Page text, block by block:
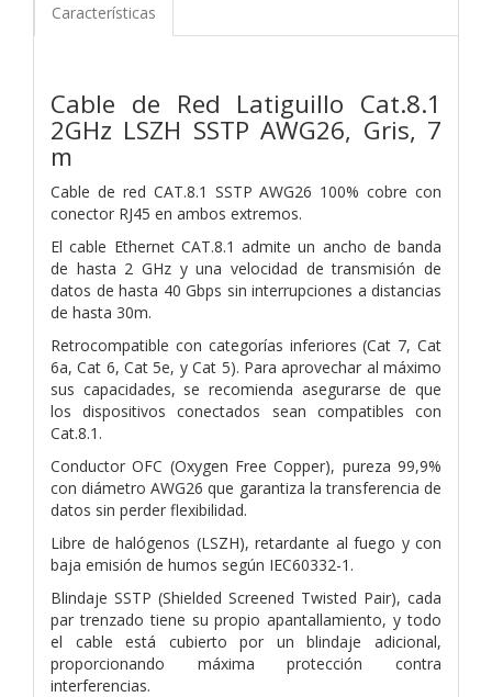
Características
Cable de Red Latiguillo Cat.8.1
2GHz LSZH SSTP AWG26, Gris, 7
m
Cable de red CAT.8.1 SSTP AWG26 100% cobre con
conector RJ45 en ambos extremos.
El cable Ethernet CAT.8.1 admite un ancho de banda
de hasta 2 GHz y una velocidad de transmisión de
datos de hasta 40 Gbps sin interrupciones a distancias
de hasta 30m.
Retrocompatible con categorías inferiores (Cat 7, Cat
6a, Cat 6, Cat 5e, y Cat 5). Para aprovechar al máximo
sus capacidades, se recomienda asegurarse de que
los dispositivos conectados sean compatibles con
Cat.8.1.
Conductor OFC (Oxygen Free Copper), pureza 99,9%
con diámetro AWG26 que garantiza la transferencia de
datos sin perder flexibilidad.
Libre de halógenos (LSZH), retardante al fuego y con
baja emisión de humos según IEC60332-1.
Blindaje SSTP (Shielded Screened Twisted Pair), cada
par trenzado tiene su propio apantallamiento, y todo
el cable está cubierto por un blindaje adicional,
proporcionando máxima protección contra
interferencias.